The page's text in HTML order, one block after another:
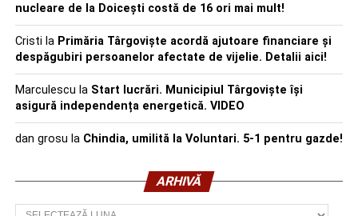
nucleare de la Doicești costă de 16 ori mai mult!
Cristi la Primăria Târgoviște acordă ajutoare financiare și
despăgubiri persoanelor afectate de vijelie. Detalii aici!
Marculescu la Start lucrări. Municipiul Târgoviște își
asigură independența energetică. VIDEO
dan grosu la Chindia, umilită la Voluntari. 5-1 pentru gazde!
ARHIVĂ
Arhivă